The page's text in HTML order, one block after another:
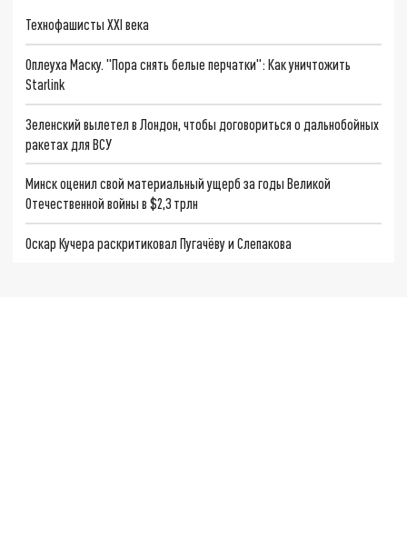
Технофашисты XXI века
Оплеуха Маску. "Пора снять белые перчатки": Как уничтожить
Starlink
Зеленский вылетел в Лондон, чтобы договориться о дальнобойных
ракетах для ВСУ
Минск оценил свой материальный ущерб за годы Великой
Отечественной войны в $2,3 трлн
Оскар Кучера раскритиковал Пугачёву и Слепакова